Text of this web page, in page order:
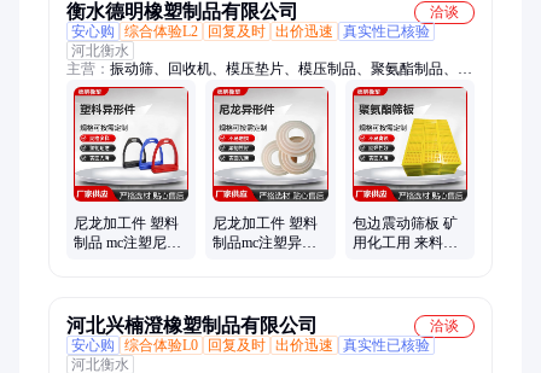
衡水德明橡塑制品有限公司
洽谈
安心购
综合体验L2 回复及时 出价迅速
真实性已核验
河北衡水
主营： 振动筛、回收机、模压垫片、模压制品、聚氨酯制品、泥
沙分离器、水力旋流器、聚氨酯筛板、清洗震动筛网、水力旋流
设备、减震块缓冲垫、聚氨酯异形件、密封件缓冲块、泥沙水分
离器、泥沙分离渣浆泵
尼龙加工件 塑料
制品 mc注塑尼龙
尼龙加工件 塑料
制品mc注塑异形
包边震动筛板 矿
用化工用 来料加
河北兴楠澄橡塑制品有限公司
洽谈
安心购
综合体验L0 回复及时 出价迅速
真实性已核验
河北衡水